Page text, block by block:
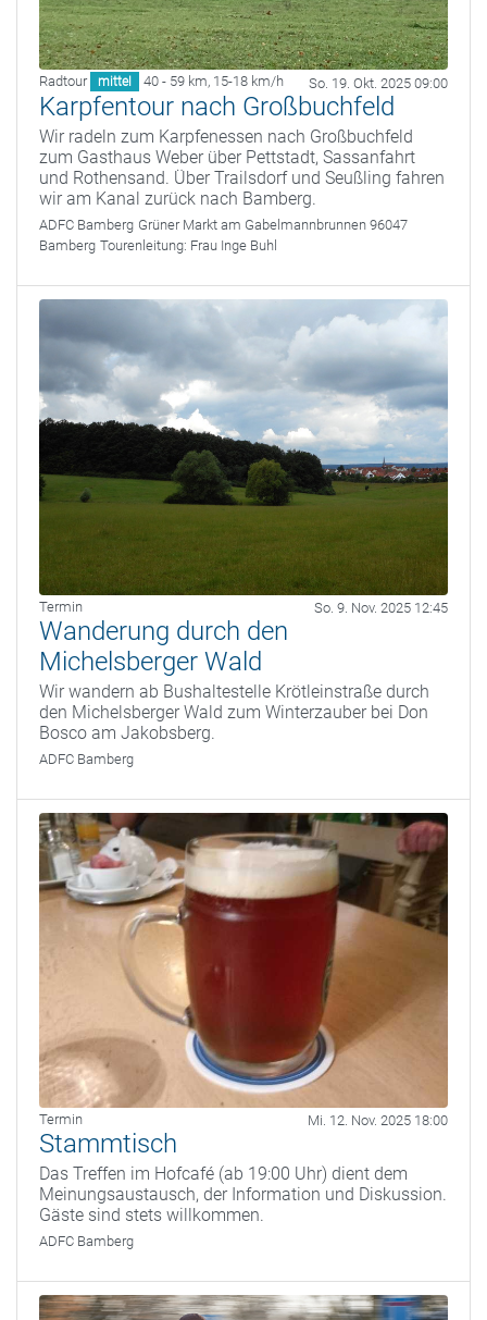
Radtour mittel 40 - 59 km, 15-18 km/h So. 19. Okt. 2025 09:00
Karpfentour nach Großbuchfeld
Wir radeln zum Karpfenessen nach Großbuchfeld
zum Gasthaus Weber über Pettstadt, Sassanfahrt
und Rothensand. Über Trailsdorf und Seußling fahren
wir am Kanal zurück nach Bamberg.
ADFC Bamberg Grüner Markt am Gabelmannbrunnen 96047
Bamberg Tourenleitung: Frau Inge Buhl
Termin So. 9. Nov. 2025 12:45
Wanderung durch den
Michelsberger Wald
Wir wandern ab Bushaltestelle Krötleinstraße durch
den Michelsberger Wald zum Winterzauber bei Don
Bosco am Jakobsberg.
ADFC Bamberg
Termin Mi. 12. Nov. 2025 18:00
Stammtisch
Das Treffen im Hofcafé (ab 19:00 Uhr) dient dem
Meinungsaustausch, der Information und Diskussion.
Gäste sind stets willkommen.
ADFC Bamberg